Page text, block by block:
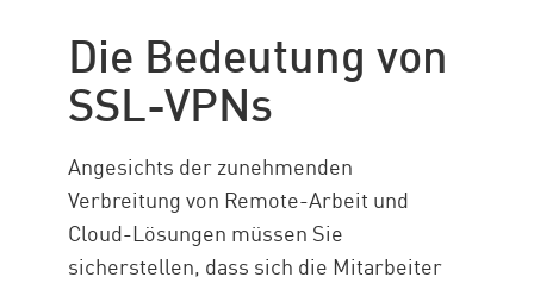
Schlüsselmerkmale
Schritt-für-Schritt-Anleitung
IPsec vs. SSL
SASE/SSE-Framework
BEST PRACTICES
Vor-und Nachteile
Die Bedeutung von
SSL-VPNs
Angesichts der zunehmenden
Verbreitung von Remote-Arbeit und
Cloud-Lösungen müssen Sie
sicherstellen, dass sich die Mitarbeiter